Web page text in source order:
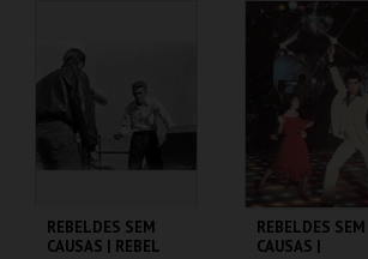
MAIS INFO
COMPRAR
CINEMATECA
MAIS INFO
COMPRAR
REBELDES SEM
CAUSAS | REBEL
REBELDES SEM
CAUSAS |